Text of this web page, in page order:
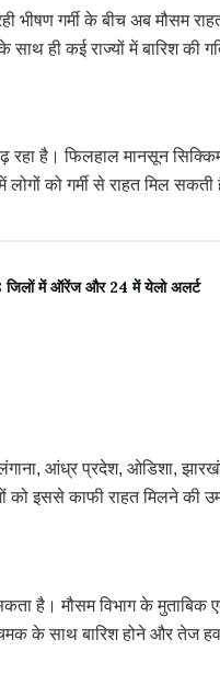
भीषण गर्मी के बीच अब मौसम
ही कई राज्यों में बारिश की
रहा है। फिलहाल मानसून
को गर्मी से राहत मिल सकती
में ऑरेंज और 24 में येलो अलर्ट
तेलंगाना, आंध्र प्रदेश, ओडिशा,
को इससे काफी राहत मिलने की
है। मौसम विभाग के मुताबिक
के साथ बारिश होने और तेज